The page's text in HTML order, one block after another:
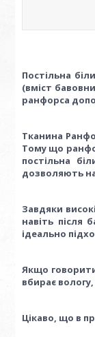
Постільна
(вміст
ранфорса
Тканина
Тому що
постільна
дозволяють
Завдяки
навіть після
ідеально
Якщо
вбирає
Цікаво, що в